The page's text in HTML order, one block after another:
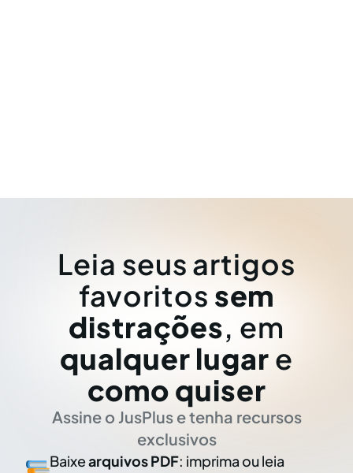
Leia seus artigos
favoritos sem
distrações, em
qualquer lugar e
como quiser
Assine o JusPlus e tenha recursos
exclusivos
Baixearquivos PDF: imprima ou leia